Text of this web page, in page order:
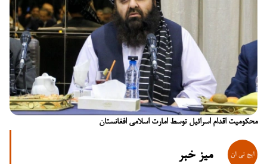
محکومیت اقدام اسرائیل توسط امارت اسلامی افغانستان
میز خبر